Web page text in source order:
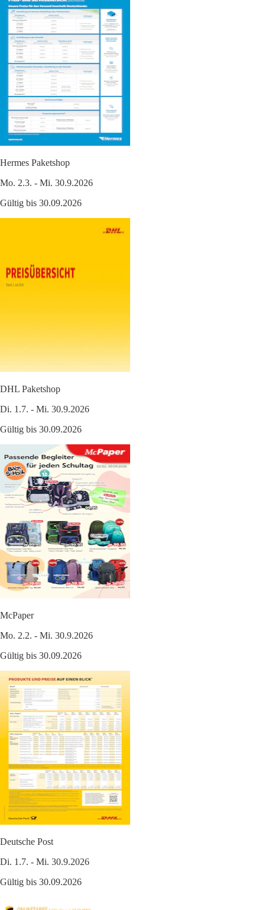
Hermes Paketshop
Mo. 2.3. - Mi. 30.9.2026
Gültig bis 30.09.2026
DHL Paketshop
Di. 1.7. - Mi. 30.9.2026
Gültig bis 30.09.2026
McPaper
Mo. 2.2. - Mi. 30.9.2026
Gültig bis 30.09.2026
Deutsche Post
Di. 1.7. - Mi. 30.9.2026
Gültig bis 30.09.2026